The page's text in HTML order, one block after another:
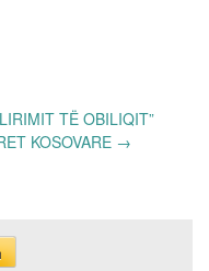
TË OBILIQIT”
KOSOVARE →